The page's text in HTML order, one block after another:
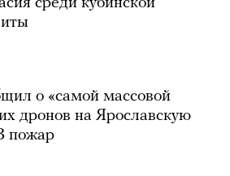
о «самой массовой
дронов на Ярославскую
пожар